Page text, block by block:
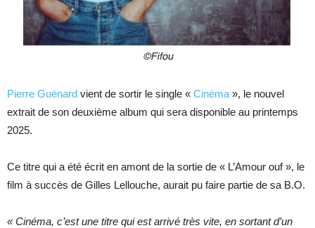
Pierre Guénard vient de sortir le single « Cinéma », le nouvel
extrait de son deuxième album qui sera disponible au printemps
2025.
Ce titre qui a été écrit en amont de la sortie de « L’Amour ouf », le
film à succès de Gilles Lellouche, aurait pu faire partie de sa B.O.
« Cinéma, c’est une titre qui est arrivé très vite, en sortant d’un